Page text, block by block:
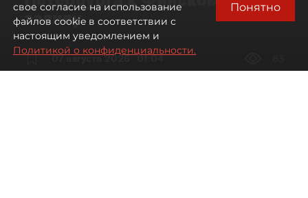
заливу
07 августа 2026 01:04
свое согласие на использование
файлов cookie в соответствии с
настоящим уведомлением и
Политикой о конфиденциальности.
Понятно